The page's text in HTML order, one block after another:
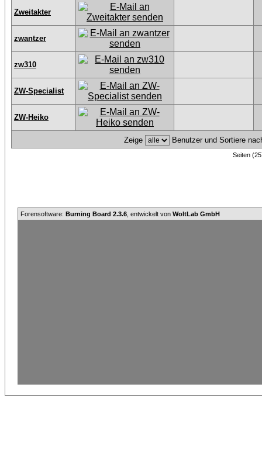
Zweitakter
zwantzer
zw310
ZW-Specialist
ZW-Heiko
Zeige Benutzer und Sortiere
Seiten
Forensoftware: Burning Board 2.3.6 , entwickelt von WoltLab GmbH